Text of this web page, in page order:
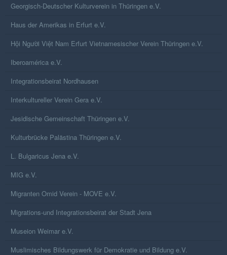
Georgisch-Deutscher Kulturverein in Thüringen e.V.
Haus der Amerikas in Erfurt e.V.
Hội Người Việt Nam Erfurt Vietnamesischer Verein Thüringen e.V.
Iberoamérica e.V.
Integrationsbeirat Nordhausen
Interkultureller Verein Gera e.V.
Jesidische Gemeinschaft Thüringen e.V.
Kulturbrücke Palästina Thüringen e.V.
L. Bulgaricus Jena e.V.
MIG e.V.
Migranten Omid Verein - MOVE e.V.
Migrations-und Integrationsbeirat der Stadt Jena
Museion Weimar e.V.
Muslimisches Bildungswerk für Demokratie und Bildung e.V.